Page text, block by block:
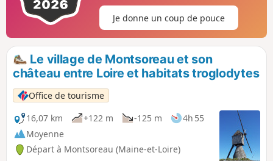
Je donne un coup de pouce
Le village de Montsoreau et son
château entre Loire et habitats troglodytes
Office de tourisme
16,07 km
+122 m -125 m
4h 55
Moyenne
Départ à Montsoreau (Maine-et-Loire)